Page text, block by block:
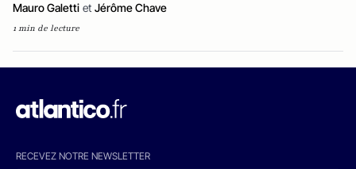
Mauro Galetti et Jérôme Chave
1 min de lecture
RECEVEZ NOTRE NEWSLETTER